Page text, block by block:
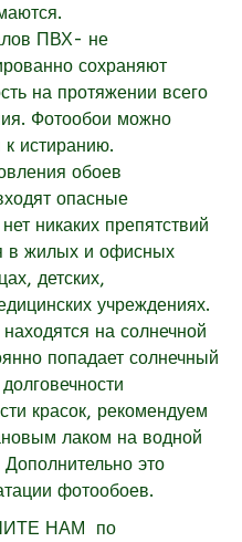
ПВХ- не
сохраняют
на протяжении всего
Фотообои можно
к истиранию.
обоев
опасные
никаких препятствий
в жилых и офисных
детских,
учреждениях.
на солнечной
попадает солнечный
красок, рекомендуем
лаком на водной
это
фотообоев.
НАМ
по